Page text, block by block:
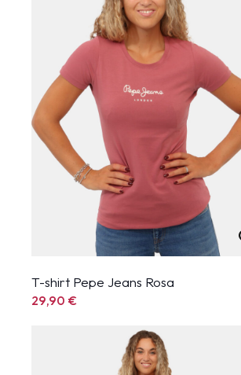
T-shirt Pepe Jeans Rosa
29,90€